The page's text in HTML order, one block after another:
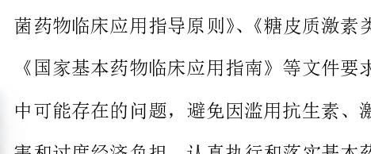
众的切身利益。
二、工作目的